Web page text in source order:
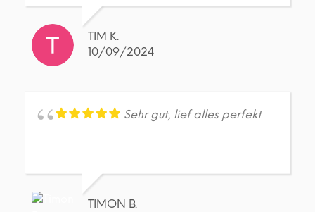
TIM K.
10/09/2024
Sehr gut, lief alles perfekt
TIMON B.